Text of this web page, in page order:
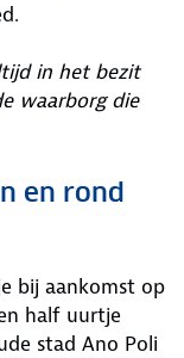
in het bezit
waarborg die
en rond
bij aankomst op
half uurtje
stad Ano Poli